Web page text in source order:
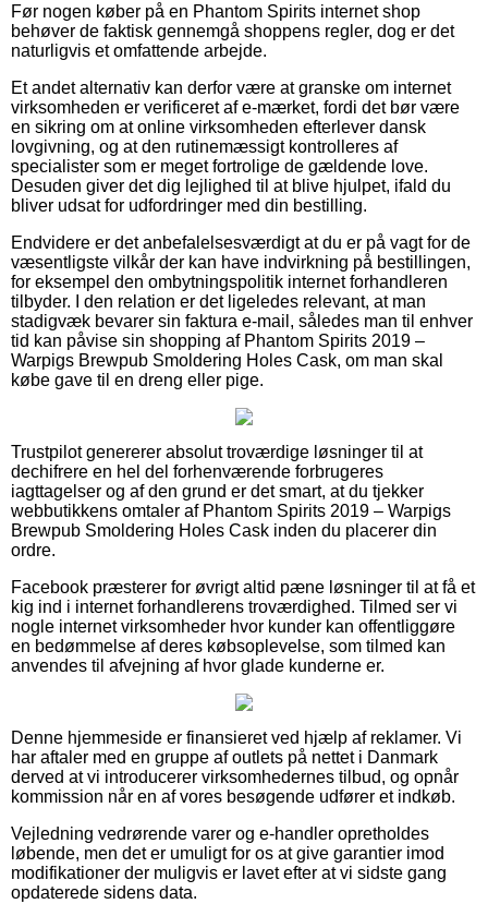
Før nogen køber på en Phantom Spirits internet shop
behøver de faktisk gennemgå shoppens regler, dog er det
naturligvis et omfattende arbejde.
Et andet alternativ kan derfor være at granske om internet
virksomheden er verificeret af e-mærket, fordi det bør være
en sikring om at online virksomheden efterlever dansk
lovgivning, og at den rutinemæssigt kontrolleres af
specialister som er meget fortrolige de gældende love.
Desuden giver det dig lejlighed til at blive hjulpet, ifald du
bliver udsat for udfordringer med din bestilling.
Endvidere er det anbefalelsesværdigt at du er på vagt for de
væsentligste vilkår der kan have indvirkning på bestillingen,
for eksempel den ombytningspolitik internet forhandleren
tilbyder. I den relation er det ligeledes relevant, at man
stadigvæk bevarer sin faktura e-mail, således man til enhver
tid kan påvise sin shopping af Phantom Spirits 2019 –
Warpigs Brewpub Smoldering Holes Cask, om man skal
købe gave til en dreng eller pige.
Trustpilot genererer absolut troværdige løsninger til at
dechifrere en hel del forhenværende forbrugeres
iagttagelser og af den grund er det smart, at du tjekker
webbutikkens omtaler af Phantom Spirits 2019 – Warpigs
Brewpub Smoldering Holes Cask inden du placerer din
ordre.
Facebook præsterer for øvrigt altid pæne løsninger til at få et
kig ind i internet forhandlerens troværdighed. Tilmed ser vi
nogle internet virksomheder hvor kunder kan offentliggøre
en bedømmelse af deres købsoplevelse, som tilmed kan
anvendes til afvejning af hvor glade kunderne er.
Denne hjemmeside er finansieret ved hjælp af reklamer. Vi
har aftaler med en gruppe af outlets på nettet i Danmark
derved at vi introducerer virksomhedernes tilbud, og opnår
kommission når en af vores besøgende udfører et indkøb.
Vejledning vedrørende varer og e-handler opretholdes
løbende, men det er umuligt for os at give garantier imod
modifikationer der muligvis er lavet efter at vi sidste gang
opdaterede sidens data.